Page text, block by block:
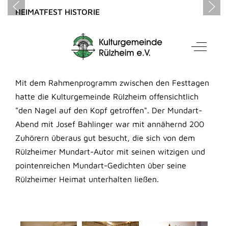
Mobile Menu Toggle Off-
HEIMATFEST HISTORIE
Mundartabend beim
Heimatfest
Mit dem Rahmenprogramm zwischen den Festtagen
hatte die Kulturgemeinde Rülzheim offensichtlich
"den Nagel auf den Kopf getroffen". Der Mundart-
Abend mit Josef Bahlinger war mit annähernd 200
Zuhörern überaus gut besucht, die sich von dem
Rülzheimer Mundart-Autor mit seinen witzigen und
pointenreichen Mundart-Gedichten über seine
Rülzheimer Heimat unterhalten ließen.